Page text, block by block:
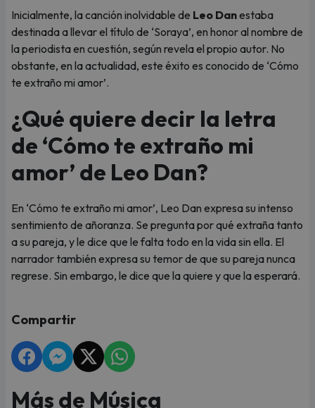
Inicialmente, la canción inolvidable de Leo Danestaba
destinada a llevar el título de ‘Soraya’, en honor al nombre de
la periodista en cuestión, según revela el propio autor. No
obstante, en la actualidad, este éxito es conocido de ‘Cómo
te extraño mi amor’.
¿Qué quiere decir la letra
de ‘Cómo te extraño mi
amor’ de Leo Dan?
En ‘Cómo te extraño mi amor’, Leo Dan expresa su intenso
sentimiento de añoranza. Se pregunta por qué extraña tanto
a su pareja, y le dice que le falta todo en la vida sin ella. El
narrador también expresa su temor de que su pareja nunca
regrese. Sin embargo, le dice que la quiere y que la esperará.
Compartir
Más de Música